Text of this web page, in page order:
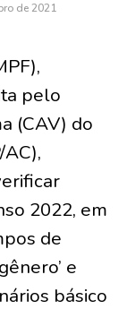
de 2021
pelo
(CAV) do
2022, em
de
e
básico